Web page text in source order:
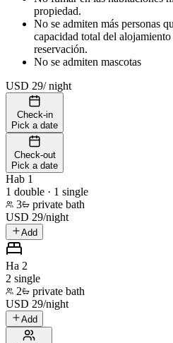
propiedad.
No se admiten más personas
capacidad total del
reservación.
No se admiten mascotas
USD 29/night
Check-in
Pick a date
Check-out
Pick a date
Hab 1
1 double · 1 single
3
private bath
USD 29/night
Add
Ha 2
2 single
2
private bath
USD 29/night
Add